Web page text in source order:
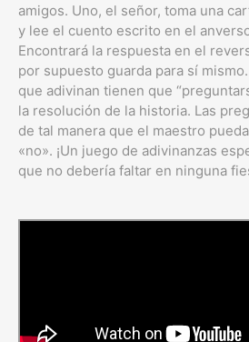
amigos. Uno, el señor, toma una
y lee el cuento escrito en el
Encontrará la respuesta en el
por supuesto guarda para sí
que adivinan tienen que
la resolución de la historia. Las
de tal manera que el maestro
«no». ¡Un juego de adivinanzas
que no debería faltar en ninguna